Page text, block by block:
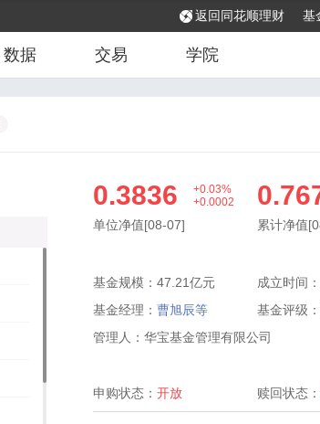
返回同花顺理财 基
数据 交易 学院
0.3836
+0.03%
+0.0002
单位净值[08-07] 累计净值
基金规模：47.21亿元
成立时间
基金经理： 曹旭辰等 基金评级：
管理人：华宝基金管理有限公司
申购状态： 开放 赎回状态：